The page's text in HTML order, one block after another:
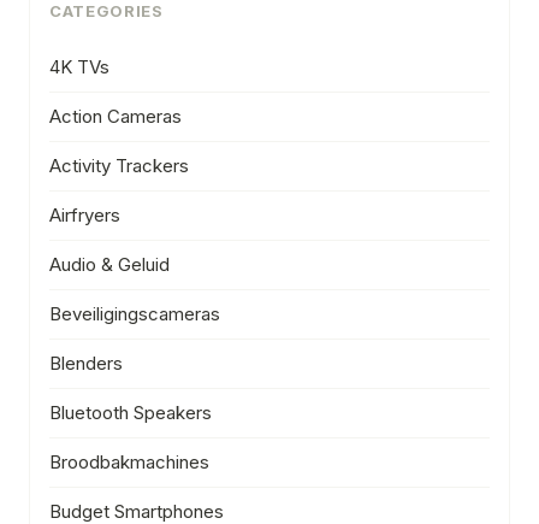
CATEGORIES
4K TVs
Action Cameras
Activity Trackers
Airfryers
Audio & Geluid
Beveiligingscameras
Blenders
Bluetooth Speakers
Broodbakmachines
Budget Smartphones